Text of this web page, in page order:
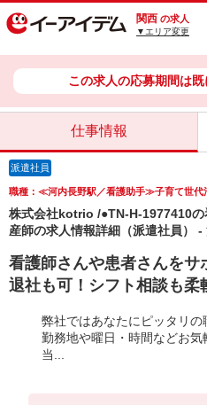
関西 の求人
▼エリア変更
この求人の応募期間は既
仕事情報
派遣社員
職種：≪河内長野駅／看護助手≫子育て世代
株式会社kotrio /●TN-H-1977410
産師の求人情報詳細（派遣社員） -
看護師さんや患者さんを
退社も可！シフト相談も柔
弊社ではあなたにピッタリ
勤務地や曜日・時間などお
当...